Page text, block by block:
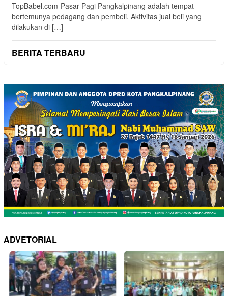
TopBabel.com-Pasar Pagi Pangkalpinang adalah tempat
bertemunya pedagang dan pembeli. Aktivitas jual beli yang
dilakukan di […]
BERITA TERBARU
ADVETORIAL